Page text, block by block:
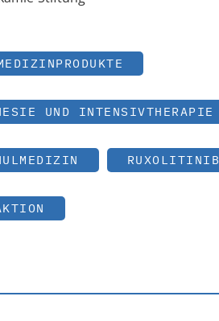
UND INTENSIVTHERAPIE
RUXOLITINIB